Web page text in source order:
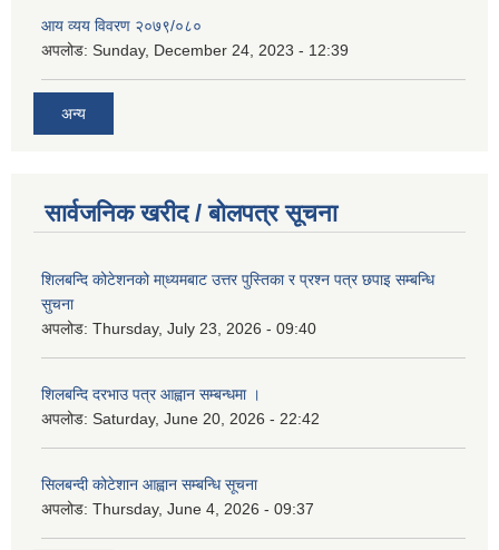
आय व्यय विवरण २०७९/०८०
अपलोड: Sunday, December 24, 2023 - 12:39
अन्य
सार्वजनिक खरीद / बोलपत्र सूचना
शिलबन्दि कोटेशनको मा्ध्यमबाट उत्तर पुस्तिका र प्रश्न पत्र छपाइ सम्बन्धि
सुचना
अपलोड: Thursday, July 23, 2026 - 09:40
शिलबन्दि दरभाउ पत्र आह्वान सम्बन्धमा ।
अपलोड: Saturday, June 20, 2026 - 22:42
सिलबन्दी कोटेशान आह्वान सम्बन्धि सूचना
अपलोड: Thursday, June 4, 2026 - 09:37